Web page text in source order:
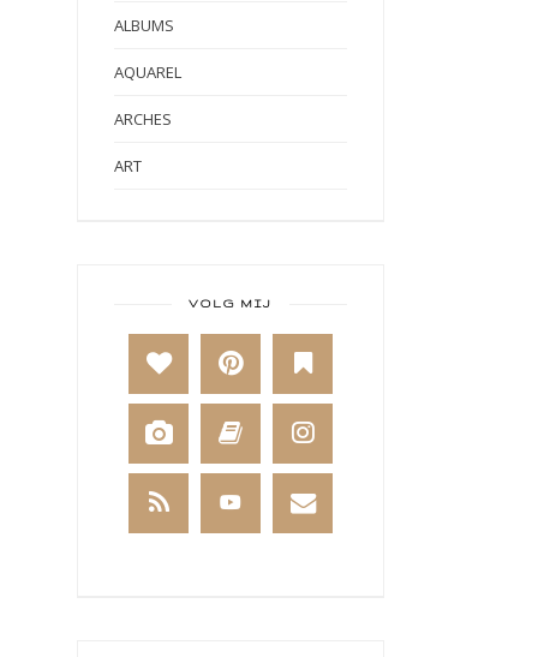
ALBUMS
AQUAREL
ARCHES
ART
BAKKEN
BEESTENBOEL
BOEKEN
BREIEN
BRUSHO
VOLG MIJ